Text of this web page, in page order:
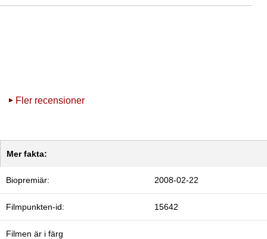
Fler recensioner
Mer fakta:
Biopremiär: 2008-02-22
Filmpunkten-id: 15642
Filmen är i färg